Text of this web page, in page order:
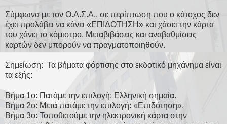
Σύμφωνα με τον Ο.Α.Σ.Α., σε περίπτωση που ο κάτοχος δεν
έχει προλάβει να κάνει «ΕΠΙΔΟΤΗΣΗ» και χάσει την κάρτα
του χάνει το κόμιστρο. Μεταβιβάσεις και αναβαθμίσεις
καρτών δεν μπορούν να πραγματοποιηθούν.
Σημείωση: Τα βήματα φόρτισης στο εκδοτικό μηχάνημα είναι
τα εξής:
Βήμα 1ο: Πατάμε την επιλογή: Ελληνική σημαία.
Βήμα 2ο: Μετά πατάμε την επιλογή: «Επιδότηση».
Βήμα 3ο: Τοποθετούμε την ηλεκτρονική κάρτα στην